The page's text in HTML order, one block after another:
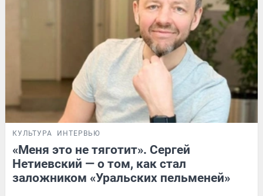
КУЛЬТУРА ИНТЕРВЬЮ
«Меня это не тяготит». Сергей
Нетиевский — о том, как стал
заложником «Уральских пельменей»